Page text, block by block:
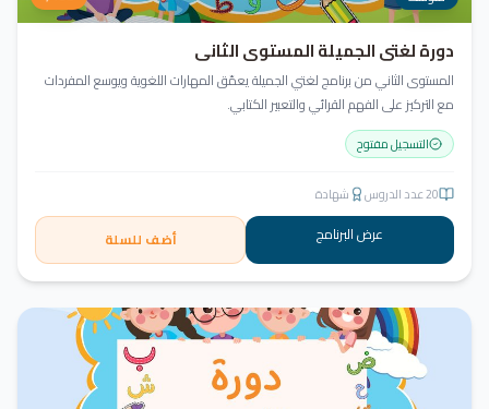
دورة لغتي الجميلة المستوى الثاني
المستوى الثاني من برنامج لغتي الجميلة يعمّق المهارات اللغوية ويوسع المفردات
مع التركيز على الفهم القرائي والتعبير الكتابي.
التسجيل مفتوح
20عدد الدروس شهادة
عرض البرنامج أضف للسلة